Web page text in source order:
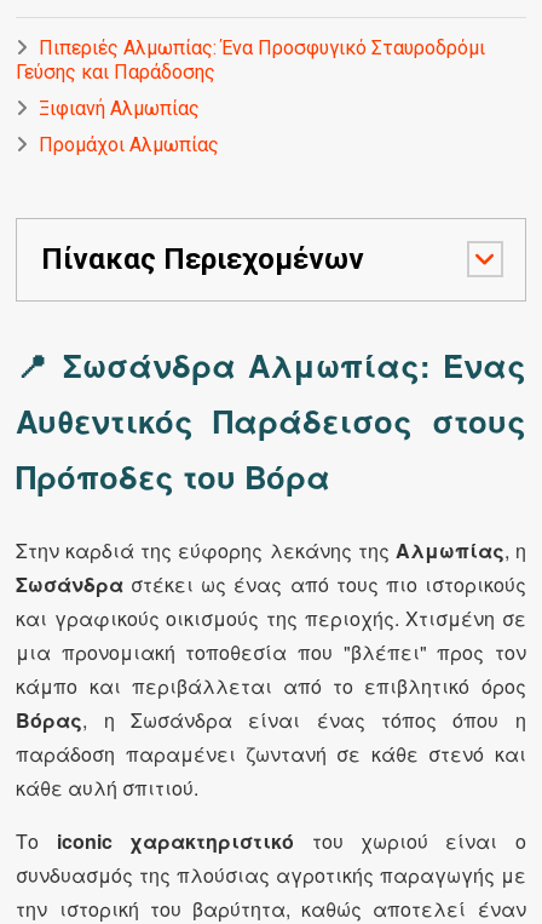
Πιπεριές Αλμωπίας: Ένα Προσφυγικό Σταυροδρόμι
Γεύσης και Παράδοσης
Ξιφιανή Αλμωπίας
Προμάχοι Αλμωπίας
Πίνακας Περιεχομένων
📍 Σωσάνδρα Αλμωπίας: Ένας
Αυθεντικός Παράδεισος στους
Πρόποδες του Βόρα
Στην καρδιά της εύφορης λεκάνης της Αλμωπίας, η
Σωσάνδρα στέκει ως ένας από τους πιο ιστορικούς
και γραφικούς οικισμούς της περιοχής. Χτισμένη σε
μια προνομιακή τοποθεσία που "βλέπει" προς τον
κάμπο και περιβάλλεται από το επιβλητικό όρος
Βόρας, η Σωσάνδρα είναι ένας τόπος όπου η
παράδοση παραμένει ζωντανή σε κάθε στενό και
κάθε αυλή σπιτιού.
Το iconic χαρακτηριστικό του χωριού είναι ο
συνδυασμός της πλούσιας αγροτικής παραγωγής με
την ιστορική του βαρύτητα, καθώς αποτελεί έναν